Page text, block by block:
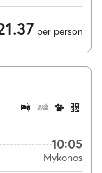
per person
10:05
Mykonos